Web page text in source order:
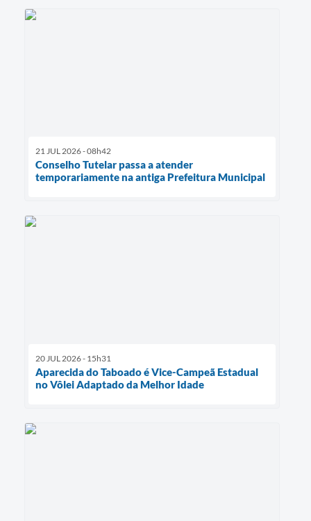
21 JUL 2026 - 08h42
Conselho Tutelar passa a atender
temporariamente na antiga Prefeitura Municipal
20 JUL 2026 - 15h31
Aparecida do Taboado é Vice-Campeã Estadual
no Vôlei Adaptado da Melhor Idade